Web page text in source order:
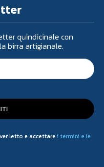
quindicinale con
birra artigianale.
letto e accettare i termini e le